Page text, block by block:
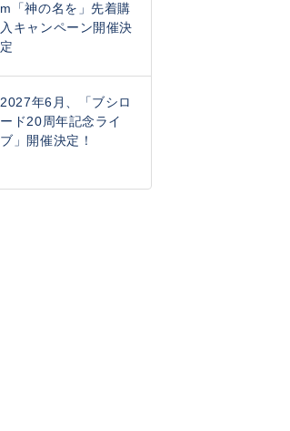
m「神の名を」先着購
入キャンペーン開催決
定
2027年6月、「ブシロ
ード20周年記念ライ
ブ」開催決定！